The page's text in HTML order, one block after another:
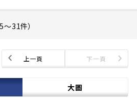
31件）
上一頁 下一頁
大圖